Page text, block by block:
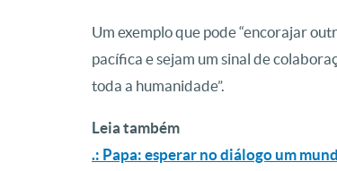
Um exemplo que pode “encorajar
pacífica e sejam um sinal de
toda a humanidade”.
Leia também
.: Papa: esperar no diálogo um